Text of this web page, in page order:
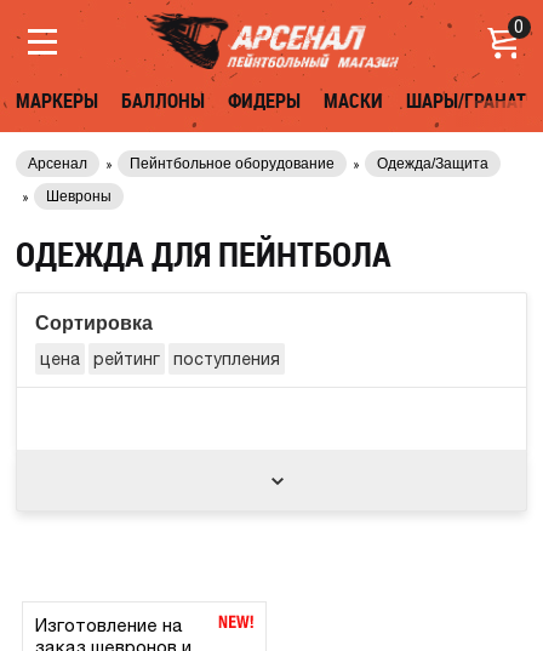
0
МАРКЕРЫ БАЛЛОНЫ ФИДЕРЫ МАСКИ ШАРЫ/ГРАНАТЫ
Арсенал Пейнтбольное оборудование
Одежда/Защита
Шевроны
ОДЕЖДА ДЛЯ ПЕЙНТБОЛА
Сортировка
цена рейтинг поступления
Изготовление на